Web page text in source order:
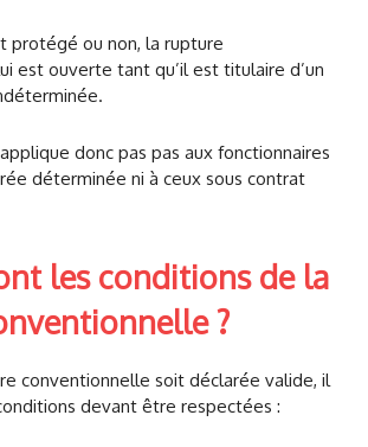
protégé ou non, la rupture
est ouverte tant qu’il est titulaire d’un
donc pas pas aux fonctionnaires
déterminée ni à ceux sous contrat
les conditions de la
?
conventionnelle soit déclarée valide, il
devant être respectées :